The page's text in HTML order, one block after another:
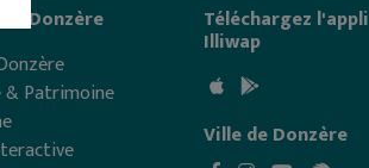
Donzère
Patrimoine
Téléchargez l'appli
Illiwap
Ville de Donzère